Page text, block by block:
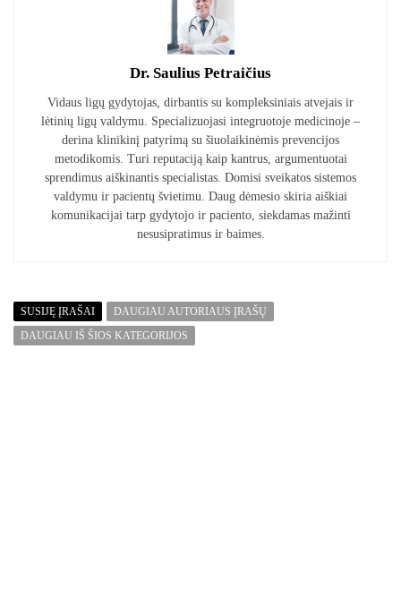
Dr. Saulius Petraičius
Vidaus ligų gydytojas, dirbantis su kompleksiniais atvejais ir
lėtinių ligų valdymu. Specializuojasi integruotoje medicinoje –
derina klinikinį patyrimą su šiuolaikinėmis prevencijos
metodikomis. Turi reputaciją kaip kantrus, argumentuotai
sprendimus aiškinantis specialistas. Domisi sveikatos sistemos
valdymu ir pacientų švietimu. Daug dėmesio skiria aiškiai
komunikacijai tarp gydytojo ir paciento, siekdamas mažinti
nesusipratimus ir baimes.
SUSIJĘ ĮRAŠAI
DAUGIAU AUTORIAUS ĮRAŠŲ
DAUGIAU IŠ ŠIOS KATEGORIJOS